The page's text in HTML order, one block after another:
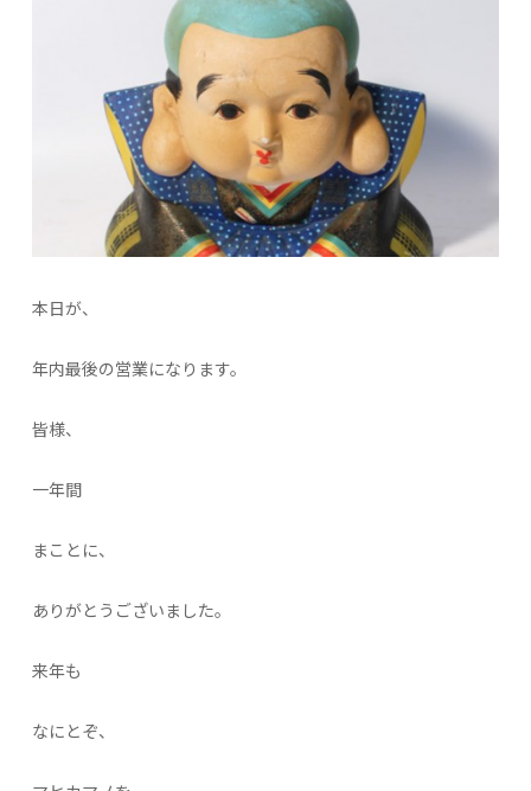
本日が、
年内最後の営業になります。
皆様、
一年間
まことに、
ありがとうございました。
来年も
なにとぞ、